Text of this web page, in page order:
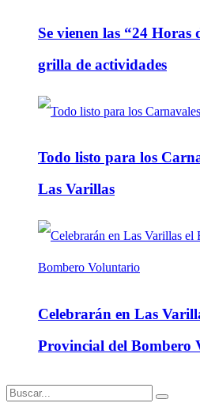
Se vienen las “24 Horas
grilla de actividades
Todo listo para los
Las Varillas
Celebrarán en Las
Provincial del Bombero